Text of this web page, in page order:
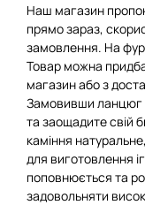
Наш магазин
прямо зараз,
замовлення. На
Товар можна
магазин або з
Замовивши ланцюг
та заощадите свій
каміння
для виготовлення
поповнюється та
задовольняти